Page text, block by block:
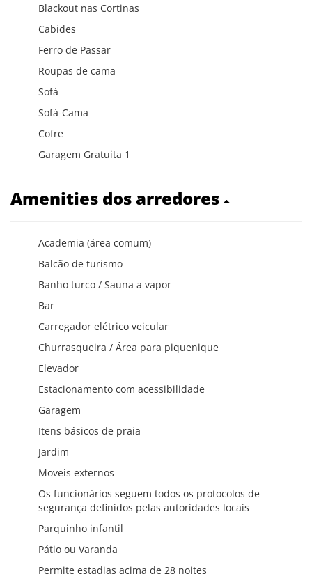
Blackout nas Cortinas
Cabides
Ferro de Passar
Roupas de cama
Sofá
Sofá-Cama
Cofre
Garagem Gratuita 1
Amenities dos arredores
Academia (área comum)
Balcão de turismo
Banho turco / Sauna a vapor
Bar
Carregador elétrico veicular
Churrasqueira / Área para piquenique
Elevador
Estacionamento com acessibilidade
Garagem
Itens básicos de praia
Jardim
Moveis externos
Os funcionários seguem todos os protocolos de
segurança definidos pelas autoridades locais
Parquinho infantil
Pátio ou Varanda
Permite estadias acima de 28 noites